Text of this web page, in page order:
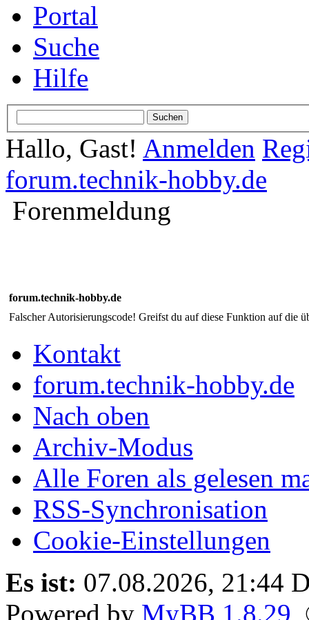
Portal
Suche
Hilfe
Hallo, Gast! Anmelden
forum.technik-hobby.de
Forenmeldung
forum.technik-hobby.de
Falscher Autorisierungscode! Greifst du auf diese Funktion auf die
Kontakt
forum.technik-hobby.de
Nach oben
Archiv-Modus
Alle Foren als gelesen
RSS-Synchronisation
Cookie-Einstellungen
Es ist: 07.08.2026, 21:44
Powered by MyBB 1.8.29